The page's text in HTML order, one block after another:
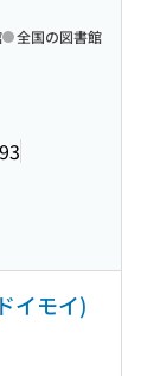
全国の図書館
イモイ)